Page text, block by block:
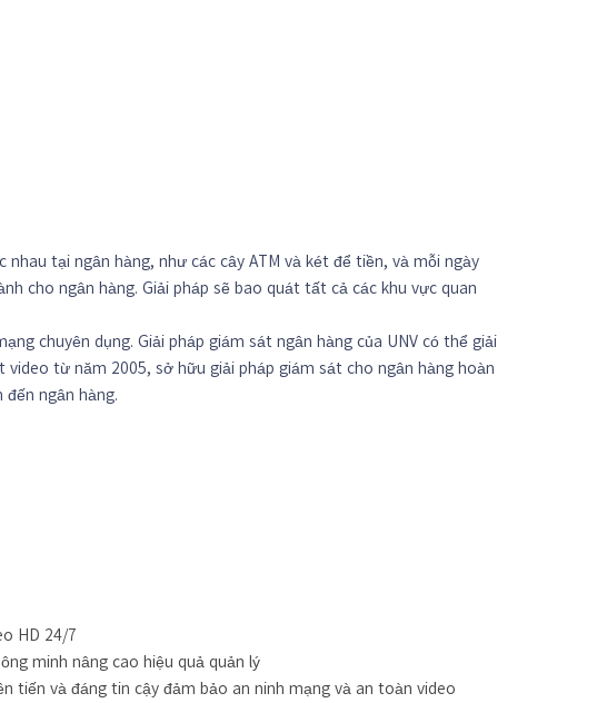
tại ngân hàng, như các cây ATM và két để tiền, và mỗi ngày
cho ngân hàng. Giải pháp sẽ bao quát tất cả các khu vực quan
chuyên dụng. Giải pháp giám sát ngân hàng của UNV có thể giải
từ năm 2005, sở hữu giải pháp giám sát cho ngân hàng hoàn
ngân hàng.
HD 24/7
minh nâng cao hiệu quả quản lý
tiến và đáng tin cậy đảm bảo an ninh mạng và an toàn video